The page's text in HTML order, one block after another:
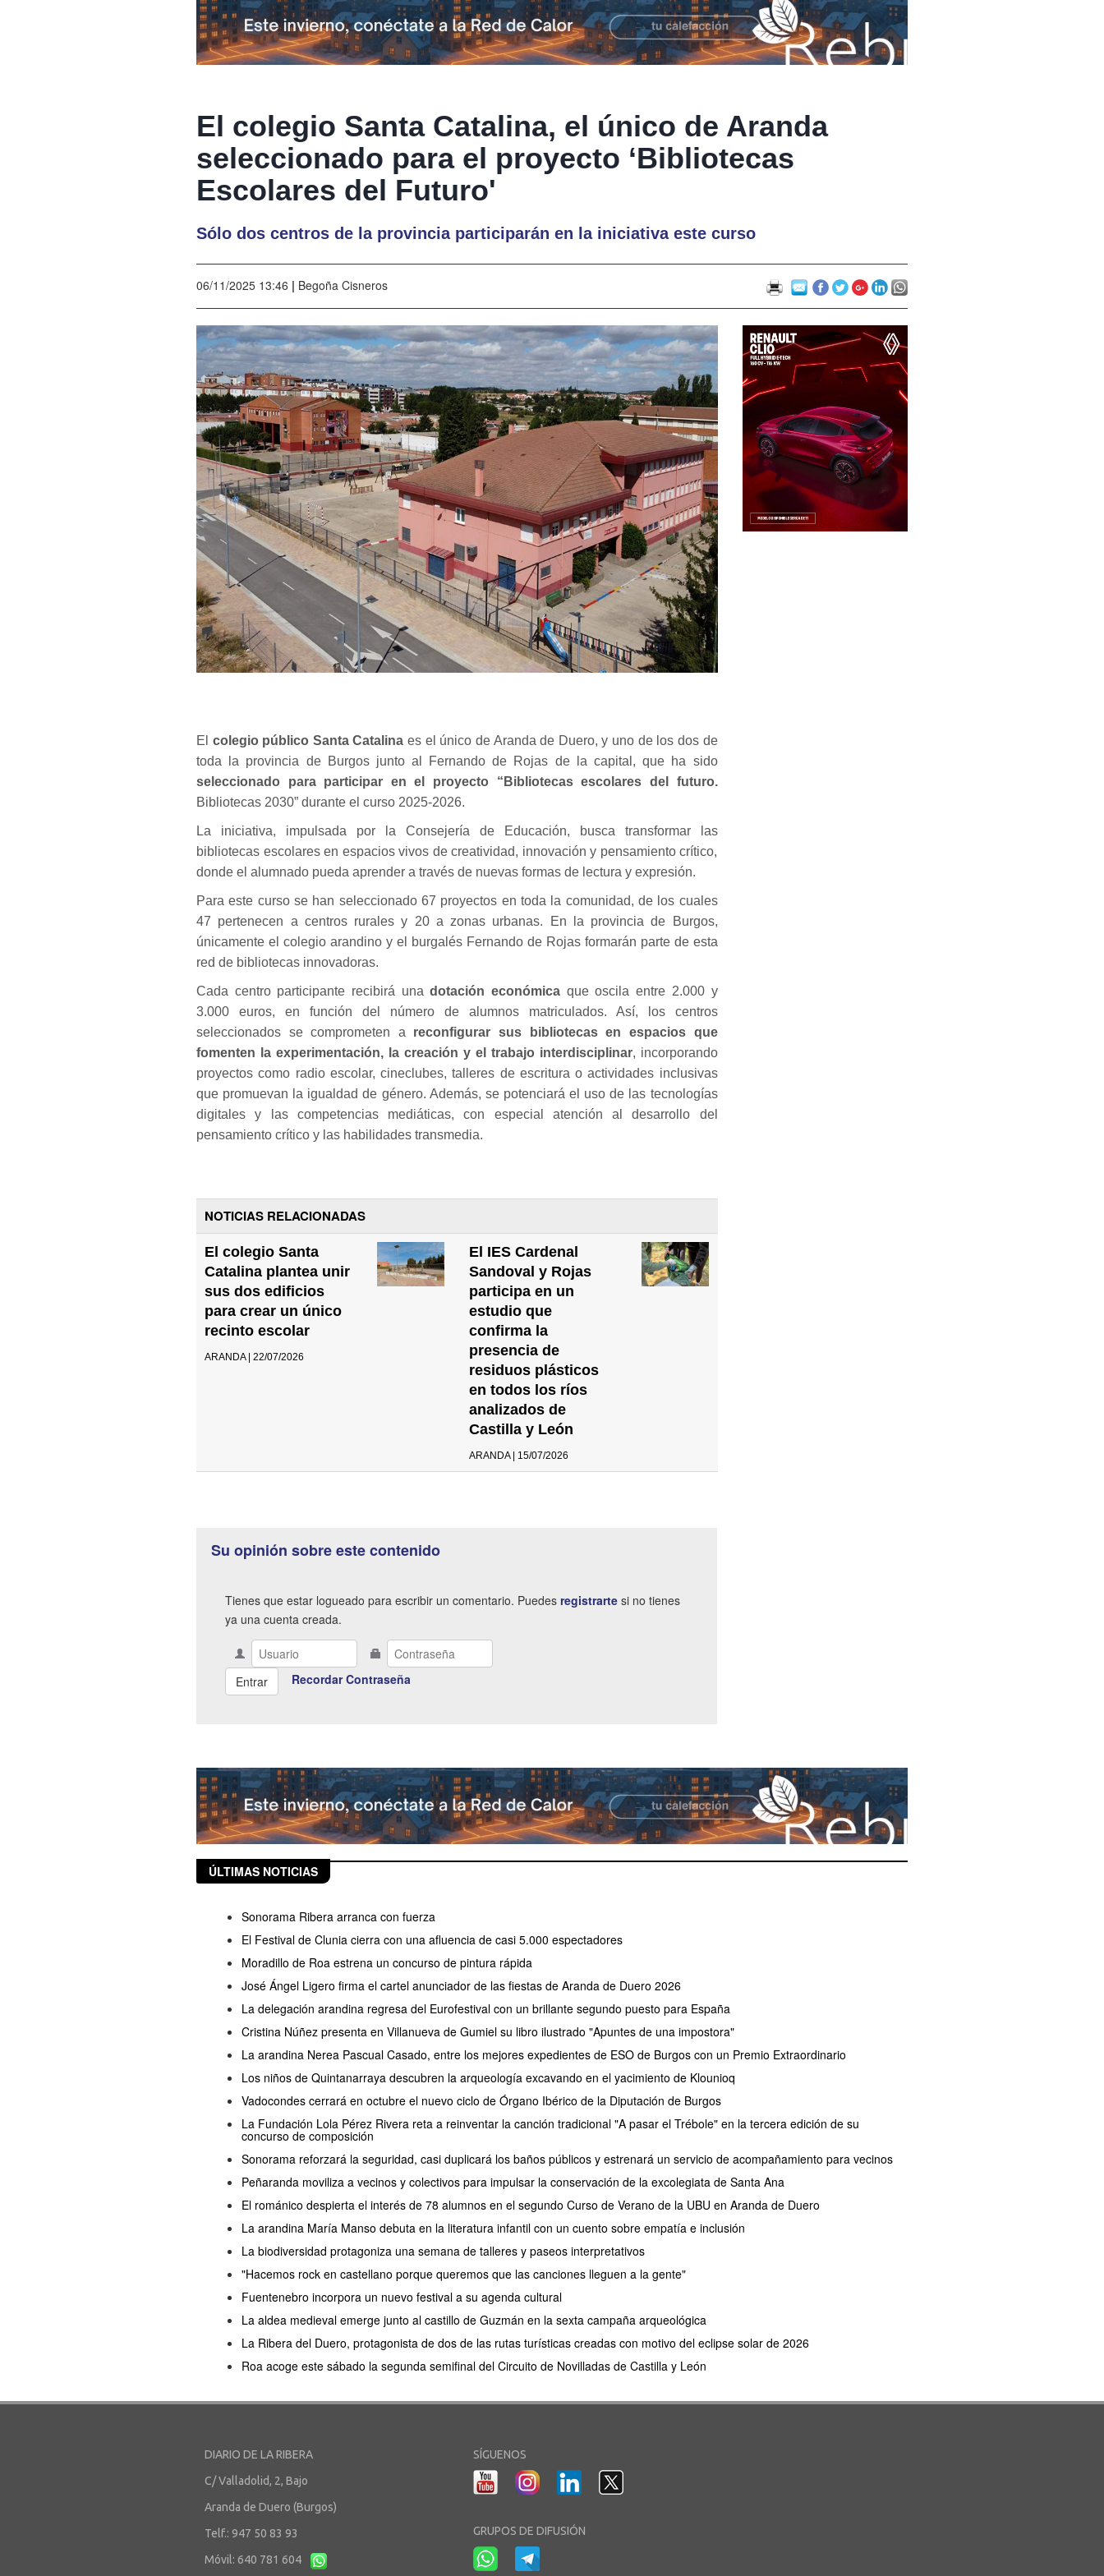
El colegio Santa Catalina, el único de Aranda
seleccionado para el proyecto ‘Bibliotecas
Escolares del Futuro'
Sólo dos centros de la provincia participarán en la iniciativa este curso
06/11/2025 13:46 | Begoña Cisneros
El colegio público Santa Catalina es el único de Aranda de Duero, y uno de los dos de
toda la provincia de Burgos junto al Fernando de Rojas de la capital, que ha sido
seleccionado para participar en el proyecto “Bibliotecas escolares del futuro.
Bibliotecas 2030” durante el curso 2025-2026.
La iniciativa, impulsada por la Consejería de Educación, busca transformar las
bibliotecas escolares en espacios vivos de creatividad, innovación y pensamiento crítico,
donde el alumnado pueda aprender a través de nuevas formas de lectura y expresión.
Para este curso se han seleccionado 67 proyectos en toda la comunidad, de los cuales
47 pertenecen a centros rurales y 20 a zonas urbanas. En la provincia de Burgos,
únicamente el colegio arandino y el burgalés Fernando de Rojas formarán parte de esta
red de bibliotecas innovadoras.
Cada centro participante recibirá unadotación económica que oscila entre 2.000 y
3.000 euros, en función del número de alumnos matriculados. Así, los centros
seleccionados se comprometen a reconfigurar sus bibliotecas en espacios que
fomenten la experimentación, la creación y el trabajo interdisciplinar, incorporando
proyectos como radio escolar, cineclubes, talleres de escritura o actividades inclusivas
que promuevan la igualdad de género. Además, se potenciará el uso de las tecnologías
digitales y las competencias mediáticas, con especial atención al desarrollo del
pensamiento crítico y las habilidades transmedia.
NOTICIAS RELACIONADAS
El colegio Santa
Catalina plantea unir
sus dos edificios
para crear un único
recinto escolar
ARANDA | 22/07/2026
El IES Cardenal
Sandoval y Rojas
participa en un
estudio que
confirma la
presencia de
residuos plásticos
en todos los ríos
analizados de
Castilla y León
ARANDA | 15/07/2026
Su opinión sobre este contenido
Tienes que estar logueado para escribir un comentario. Puedes registrarte si no tienes
ya una cuenta creada.
Recordar Contraseña
ÚLTIMAS NOTICIAS
Sonorama Ribera arranca con fuerza
El Festival de Clunia cierra con una afluencia de casi 5.000 espectadores
Moradillo de Roa estrena un concurso de pintura rápida
José Ángel Ligero firma el cartel anunciador de las fiestas de Aranda de Duero 2026
La delegación arandina regresa del Eurofestival con un brillante segundo puesto para España
Cristina Núñez presenta en Villanueva de Gumiel su libro ilustrado "Apuntes de una impostora"
La arandina Nerea Pascual Casado, entre los mejores expedientes de ESO de Burgos con un Premio Extraordinario
Los niños de Quintanarraya descubren la arqueología excavando en el yacimiento de Klounioq
Vadocondes cerrará en octubre el nuevo ciclo de Órgano Ibérico de la Diputación de Burgos
La Fundación Lola Pérez Rivera reta a reinventar la canción tradicional "A pasar el Trébole" en la tercera edición de su
concurso de composición
Sonorama reforzará la seguridad, casi duplicará los baños públicos y estrenará un servicio de acompañamiento para vecinos
Peñaranda moviliza a vecinos y colectivos para impulsar la conservación de la excolegiata de Santa Ana
El románico despierta el interés de 78 alumnos en el segundo Curso de Verano de la UBU en Aranda de Duero
La arandina María Manso debuta en la literatura infantil con un cuento sobre empatía e inclusión
La biodiversidad protagoniza una semana de talleres y paseos interpretativos
"Hacemos rock en castellano porque queremos que las canciones lleguen a la gente"
Fuentenebro incorpora un nuevo festival a su agenda cultural
La aldea medieval emerge junto al castillo de Guzmán en la sexta campaña arqueológica
La Ribera del Duero, protagonista de dos de las rutas turísticas creadas con motivo del eclipse solar de 2026
Roa acoge este sábado la segunda semifinal del Circuito de Novilladas de Castilla y León
DIARIO DE LA RIBERA
C/ Valladolid, 2, Bajo
Aranda de Duero (Burgos)
Telf.: 947 50 83 93
Móvil: 640 781 604
SÍGUENOS
GRUPOS DE DIFUSIÓN